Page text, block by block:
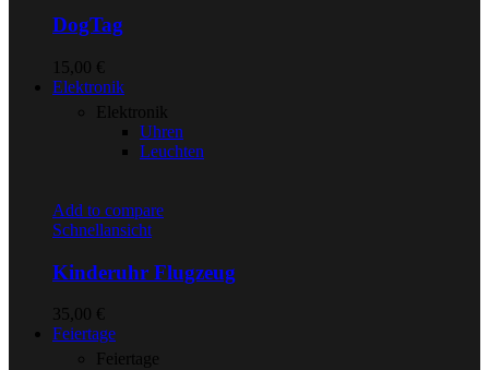
DogTag
15,00 €
Elektronik
Elektronik
Uhren
Leuchten
Add to compare
Schnellansicht
Kinderuhr Flugzeug
35,00 €
Feiertage
Feiertage